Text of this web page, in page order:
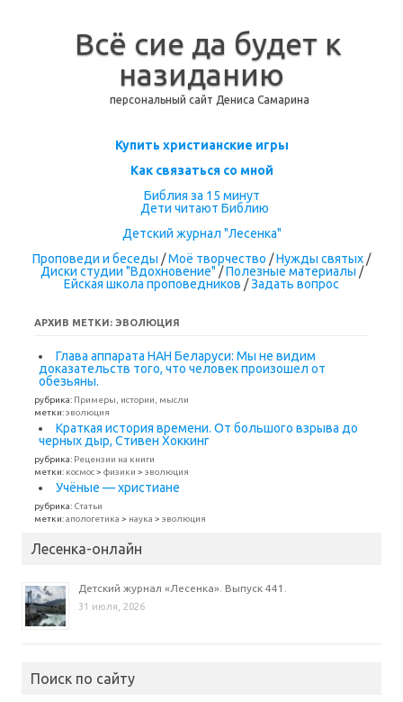
Всё сие да будет к
назиданию
персональный сайт Дениса Самарина
Перейти к содержимому
Купить христианские игры
Как связаться со мной
Библия за 15 минут
Дети читают Библию
Детский журнал "Лесенка"
Проповеди и беседы /Моё творчество /Нужды святых /
Диски студии "Вдохновение" /Полезные материалы /
Ейская школа проповедников /Задать вопрос
АРХИВ МЕТКИ: ЭВОЛЮЦИЯ
Глава аппарата НАН Беларуси: Мы не видим
доказательств того, что человек произошел от
обезьяны.
рубрика: Примеры, истории, мысли
метки:эволюция
Краткая история времени. От большого взрыва до
черных дыр, Стивен Хоккинг
рубрика: Рецензии на книги
метки: космос> физики > эволюция
Учёные — христиане
рубрика: Статьи
метки:апологетика > наука > эволюция
Лесенка-онлайн
Детский журнал «Лесенка». Выпуск 441.
31 июля, 2026
Поиск по сайту